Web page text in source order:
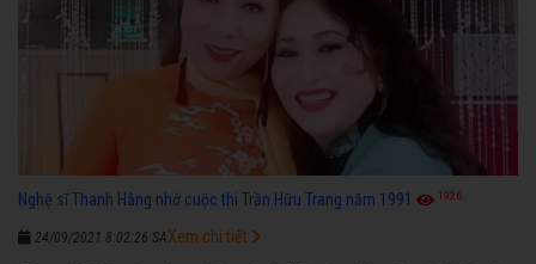
Nghệ sĩ Thanh Hằng nhớ cuộc thi Trần Hữu Trang năm 1991 1926
24/09/2021 8:02:26 SAXem chi tiết